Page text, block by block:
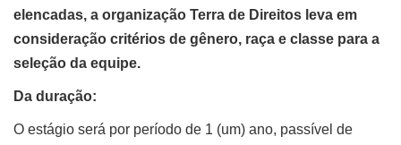
elencadas, a organização Terra de Direitos leva em
consideração critérios de gênero, raça e classe para a
seleção da equipe.
Da duração:
O estágio será por período de 1 (um) ano, passível de